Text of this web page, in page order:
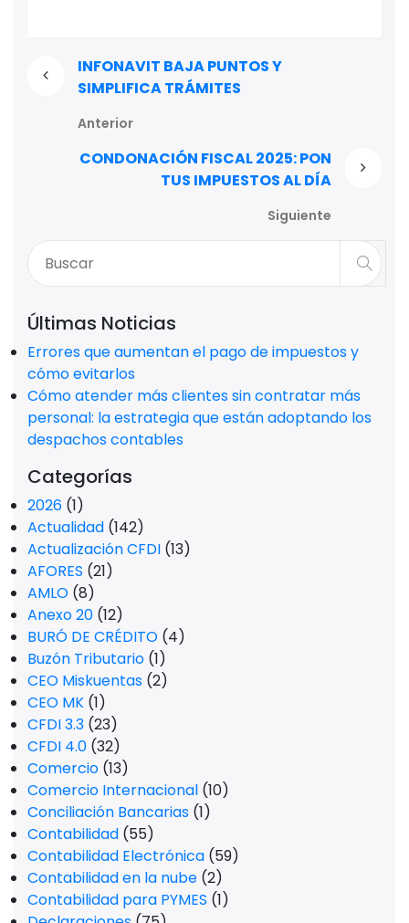
INFONAVIT BAJA PUNTOS Y
SIMPLIFICA TRÁMITES
Anterior
CONDONACIÓN FISCAL 2025: PON
TUS IMPUESTOS AL DÍA
Siguiente
Últimas Noticias
Errores que aumentan el pago de impuestos y
cómo evitarlos
Cómo atender más clientes sin contratar más
personal: la estrategia que están adoptando los
despachos contables
Categorías
2026 (1)
Actualidad (142)
Actualización CFDI (13)
AFORES (21)
AMLO (8)
Anexo 20 (12)
BURÓ DE CRÉDITO (4)
Buzón Tributario (1)
CEO Miskuentas (2)
CEO MK (1)
CFDI 3.3 (23)
CFDI 4.0 (32)
Comercio (13)
Comercio Internacional (10)
Conciliación Bancarias (1)
Contabilidad (55)
Contabilidad Electrónica (59)
Contabilidad en la nube (2)
Contabilidad para PYMES (1)